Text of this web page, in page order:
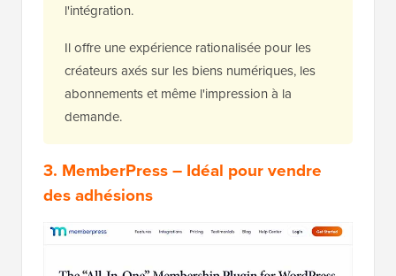
l'intégration.
Il offre une expérience rationalisée pour les
créateurs axés sur les biens numériques, les
abonnements et même l'impression à la
demande.
3. MemberPress– Idéal pour vendre
des adhésions